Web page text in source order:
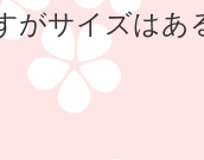
がサイズはあ